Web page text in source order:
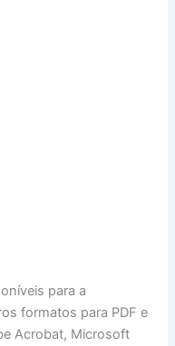
para a
formatos para PDF e
Acrobat, Microsoft